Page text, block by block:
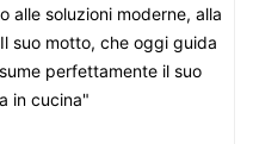
alle soluzioni moderne, alla
suo motto, che oggi guida
perfettamente il suo
in cucina"